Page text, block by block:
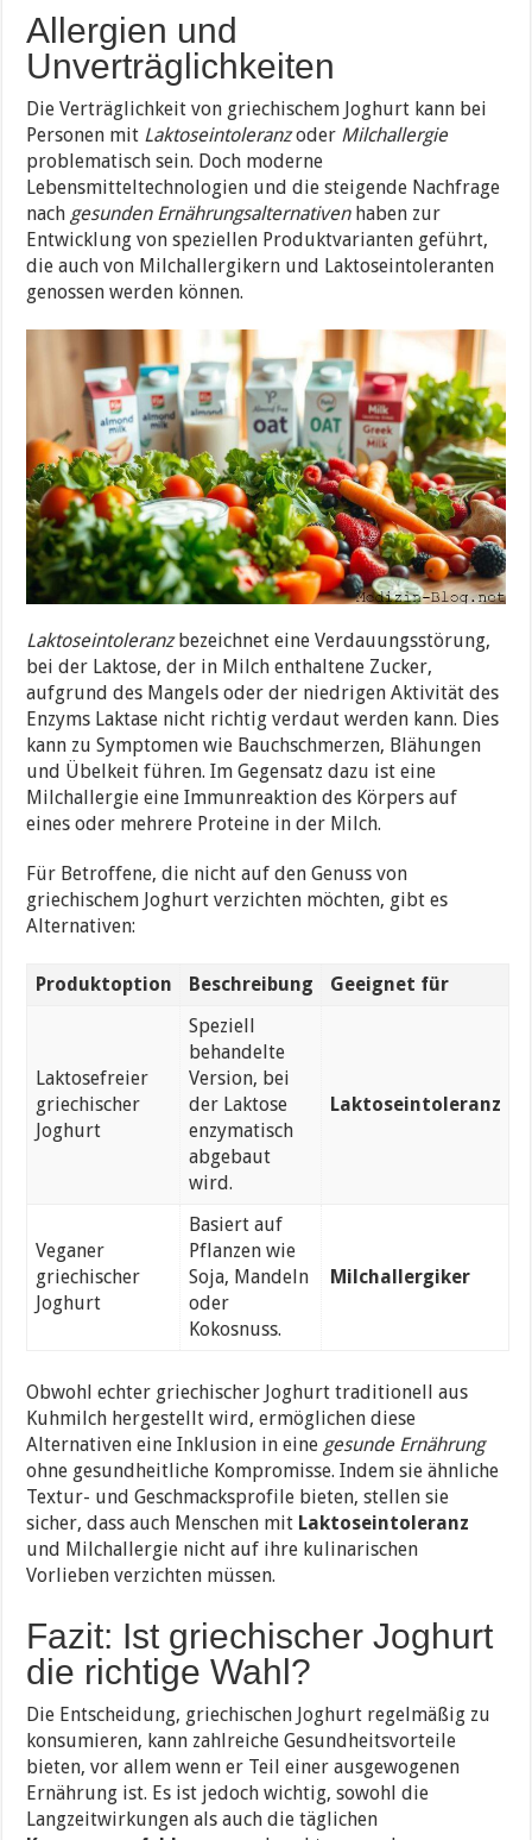
Allergien und
Unverträglichkeiten
Die Verträglichkeit von griechischem Joghurt kann bei
Personen mit Laktoseintoleranzoder Milchallergie
problematisch sein. Doch moderne
Lebensmitteltechnologien und die steigende Nachfrage
nach gesunden Ernährungsalternativenhaben zur
Entwicklung von speziellen Produktvarianten geführt,
die auch von Milchallergikern und Laktoseintoleranten
genossen werden können.
Laktoseintoleranzbezeichnet eine Verdauungsstörung,
bei der Laktose, der in Milch enthaltene Zucker,
aufgrund des Mangels oder der niedrigen Aktivität des
Enzyms Laktase nicht richtig verdaut werden kann. Dies
kann zu Symptomen wie Bauchschmerzen, Blähungen
und Übelkeit führen. Im Gegensatz dazu ist eine
Milchallergie eine Immunreaktion des Körpers auf
eines oder mehrere Proteine in der Milch.
Für Betroffene, die nicht auf den Genuss von
griechischem Joghurt verzichten möchten, gibt es
Alternativen:
Produktoption Beschreibung Geeignet für
Laktosefreier
griechischer
Joghurt
Speziell
behandelte
Version, bei
der Laktose
enzymatisch
abgebaut
wird.
Laktoseintoleranz
Veganer
griechischer
Joghurt
Basiert auf
Pflanzen wie
Soja, Mandeln
oder
Kokosnuss.
Milchallergiker
Obwohl echter griechischer Joghurt traditionell aus
Kuhmilch hergestellt wird, ermöglichen diese
Alternativen eine Inklusion in eine gesunde Ernährung
ohne gesundheitliche Kompromisse. Indem sie ähnliche
Textur- und Geschmacksprofile bieten, stellen sie
sicher, dass auch Menschen mit Laktoseintoleranz
und Milchallergie nicht auf ihre kulinarischen
Vorlieben verzichten müssen.
Fazit: Ist griechischer Joghurt
die richtige Wahl?
Die Entscheidung, griechischen Joghurt regelmäßig zu
konsumieren, kann zahlreiche Gesundheitsvorteile
bieten, vor allem wenn er Teil einer ausgewogenen
Ernährung ist. Es ist jedoch wichtig, sowohl die
Langzeitwirkungen als auch die täglichen